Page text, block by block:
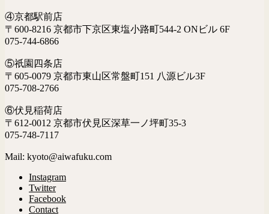
④京都駅前店
〒600-8216 京都市下京区東塩小路町544-2 ONビル 6F
075-744-6866
⑤祇園四条店
〒605-0079 京都市東山区常盤町151 八源ビル3F
075-708-2766
⑥伏見稲荷店
〒612-0012 京都市伏見区深草一ノ坪町35-3
075-748-7117
Mail: kyoto@aiwafuku.com
Instagram
Twitter
Facebook
Contact